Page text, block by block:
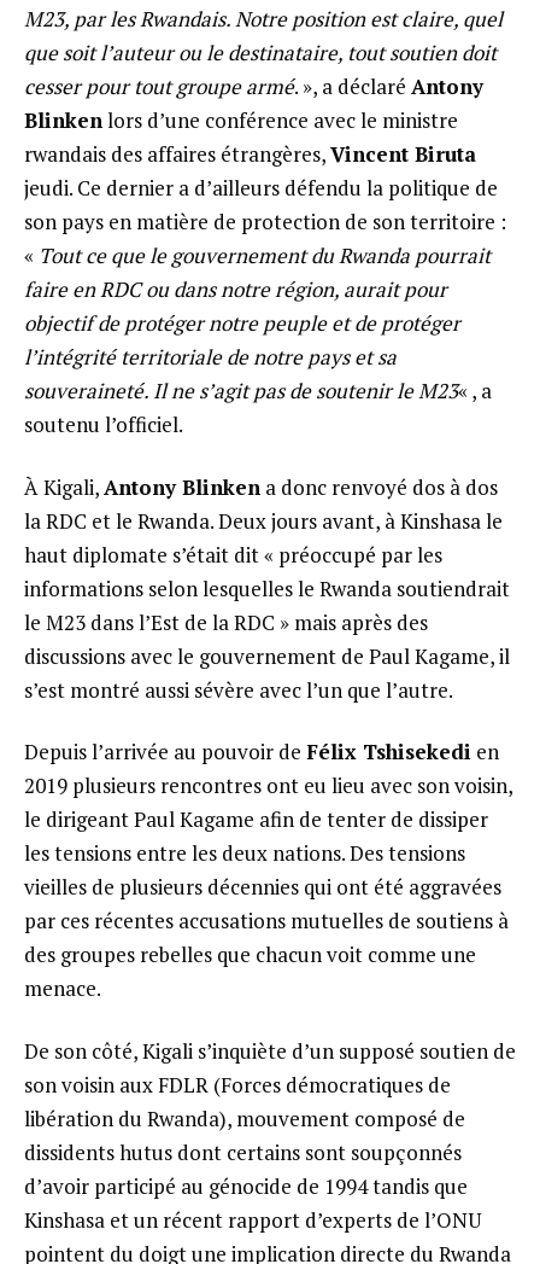
M23, par les Rwandais. Notre position est claire, quel
que soit l’auteur ou le destinataire, tout soutien doit
cesser pour tout groupe armé. », a déclaré Antony
Blinkenlors d’une conférence avec le ministre
rwandais des affaires étrangères,Vincent Biruta
jeudi. Ce dernier a d’ailleurs défendu la politique de
son pays en matière de protection de son territoire :
« Tout ce que le gouvernement du Rwanda pourrait
faire en RDC ou dans notre région, aurait pour
objectif de protéger notre peuple et de protéger
l’intégrité territoriale de notre pays et sa
souveraineté. Il ne s’agit pas de soutenir le M23« , a
soutenu l’officiel.
À Kigali,Antony Blinken a donc renvoyé dos à dos
la RDC et le Rwanda. Deux jours avant, à Kinshasa le
haut diplomate s’était dit « préoccupé par les
informations selon lesquelles le Rwanda soutiendrait
le M23 dans l’Est de la RDC » mais après des
discussions avec le gouvernement de Paul Kagame, il
s’est montré aussi sévère avec l’un que l’autre.
Depuis l’arrivée au pouvoir de Félix Tshisekedi en
2019 plusieurs rencontres ont eu lieu avec son voisin,
le dirigeant Paul Kagame afin de tenter de dissiper
les tensions entre les deux nations. Des tensions
vieilles de plusieurs décennies qui ont été aggravées
par ces récentes accusations mutuelles de soutiens à
des groupes rebelles que chacun voit comme une
menace.
De son côté, Kigali s’inquiète d’un supposé soutien de
son voisin aux FDLR (Forces démocratiques de
libération du Rwanda), mouvement composé de
dissidents hutus dont certains sont soupçonnés
d’avoir participé au génocide de 1994 tandis que
Kinshasa et un récent rapport d’experts de l’ONU
pointent du doigt une implication directe du Rwanda